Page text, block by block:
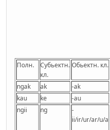
Полн.
Субьектн.
кл.
Обьектн. кл.
ngak ak -ak
kau
ke -au
ngii
ng
-
ii/ir/ur/ar/u/a